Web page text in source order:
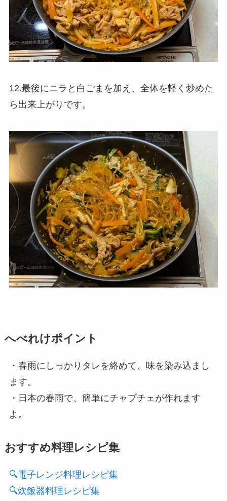
12.最後にニラと白ごまを加え、全体を軽く炒めた
ら出来上がりです。
へべれけポイント
・春雨にしっかりタレを絡めて、味を染み込まし
ます。
・日本の春雨で、簡単にチャプチェが作れます
よ。
おすすめ料理レシピ集
🔍電子レンジ料理レシピ集
🔍炊飯器料理レシピ集